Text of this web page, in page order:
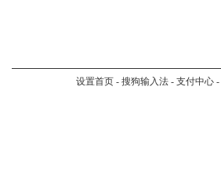
设置首页- 搜狗输入法- 支付中心-